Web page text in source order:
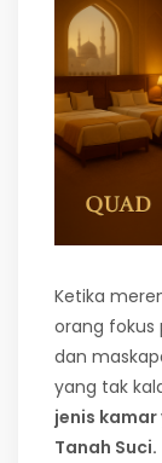
Ketika
orang fokus
dan
yang tak
jenis
Tanah Suci.